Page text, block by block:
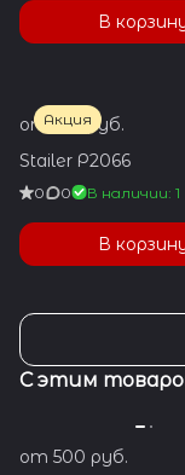
В
Акция
от 550 руб.
Stailer Р2066
0 0 В наличии: 1
В
С этим
от 500 руб.